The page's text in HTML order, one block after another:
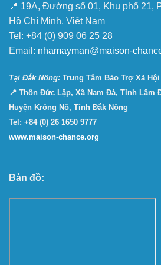
📍 19A, Đường số 01, Khu phố 21,
Hồ Chí Minh, Việt Nam
Tel: +84 (0) 909 06 25 28
Email: nhamayman@maison-
Tại Ðắk Nông: Trung Tâm Bảo Trợ Xã
📍 Thôn Đức Lập, Xã Nam Đà, Tỉnh Lâm
Huyện Krông Nô, Tỉnh Đắk Nông
Tel: +84 (0) 26 1650 9777
www.maison-chance.org
Bản đồ: